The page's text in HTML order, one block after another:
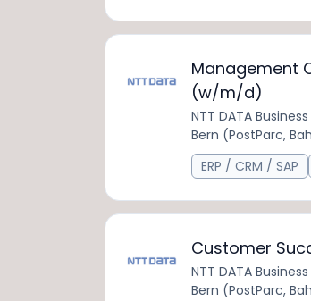
Management
(w/m/d)
NTT DATA
Bern (PostParc,
ERP / CRM / SAP
Customer
NTT DATA
Bern (PostParc,